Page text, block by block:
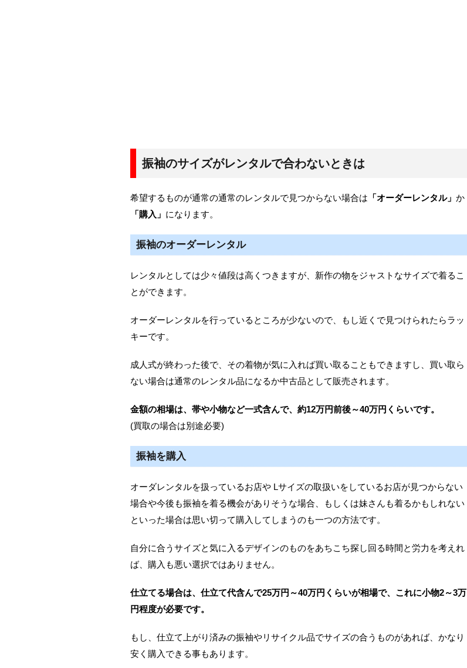
振袖のサイズがレンタルで合わないときは
希望するものが通常の通常のレンタルで見つからない場合は 「オーダーレンタル」 か
「購入」 になります。
振袖のオーダーレンタル
レンタルとしては少々値段は高くつきますが、新作の物をジャストなサイズで着るこ
とができます。
オーダーレンタルを行っているところが少ないので、もし近くで見つけられたらラッ
キーです。
成人式が終わった後で、その着物が気に入れば買い取ることもできますし、買い取ら
ない場合は通常のレンタル品になるか中古品として販売されます。
金額の相場は、帯や小物など一式含んで、約12万円前後～40万円くらいです。
(買取の場合は別途必要)
振袖を購入
オーダレンタルを扱っているお店や Lサイズの取扱いをしているお店が見つからない
場合や今後も振袖を着る機会がありそうな場合、もしくは妹さんも着るかもしれない
といった場合は思い切って購入してしまうのも一つの方法です。
自分に合うサイズと気に入るデザインのものをあちこち探し回る時間と労力を考えれ
ば、購入も悪い選択ではありません。
仕立てる場合は、仕立て代含んで25万円～40万円くらいが相場で、これに小物2～3万
円程度が必要です。
もし、仕立て上がり済みの振袖やリサイクル品でサイズの合うものがあれば、かなり
安く購入できる事もあります。